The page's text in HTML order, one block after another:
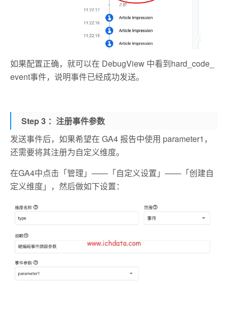
如果配置正确，就可以在 DebugView 中看到hard_code_
event事件，说明事件已经成功发送。
Step 3 ：注册事件参数
发送事件后，如果希望在 GA4 报告中使用 parameter1，
还需要将其注册为自定义维度。
在GA4中点击「管理」——「自定义设置」——「创建自
定义维度」，然后做如下设置：